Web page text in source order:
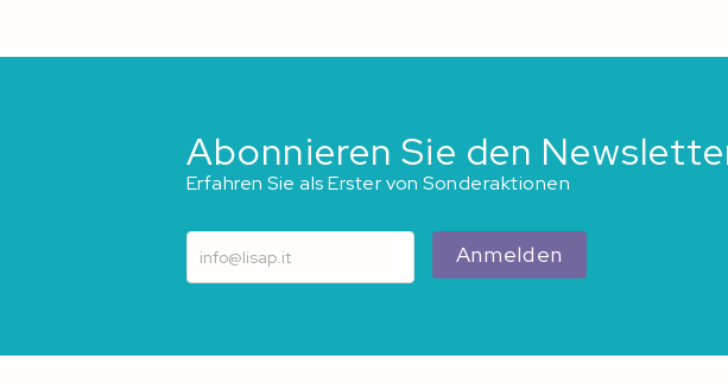
Abonnieren Sie den
Erfahren Sie als Erster von Sonderaktionen
Anmelden